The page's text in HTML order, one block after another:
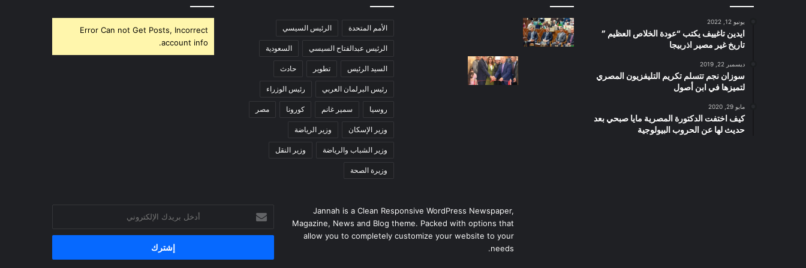
يونيو 12, 2022
ايدين تاغييف يكتب “عودة الخلاص العظيم ”
تاريخ غير مصير اذربيجا
ديسمبر 22, 2019
سوزان نجم تتسلم تكريم التليفزيون المصري
لتميزها في ابن أصول
مايو 29, 2020
كيف اختفت الدكتورة المصرية مايا صبحي بعد
حديث لها عن الحروب البيولوجية
الأمم المتحدة الرئيس السيسي
الرئيس عبدالفتاح السيسي السعودية
السيد الرئيس تطوير حادث
رئيس البرلمان العربي رئيس الوزراء
روسيا سمير غانم كورونا مصر
وزير الإسكان وزير الرياضة
وزير الشباب والرياضة وزير النقل
وزيرة الصحة
Error Can not Get Posts, Incorrect
account info.
Jannah is a Clean Responsive WordPress Newspaper,
Magazine, News and Blog theme. Packed with options that
allow you to completely customize your website to your
needs.
بريدك
الإلكتروني